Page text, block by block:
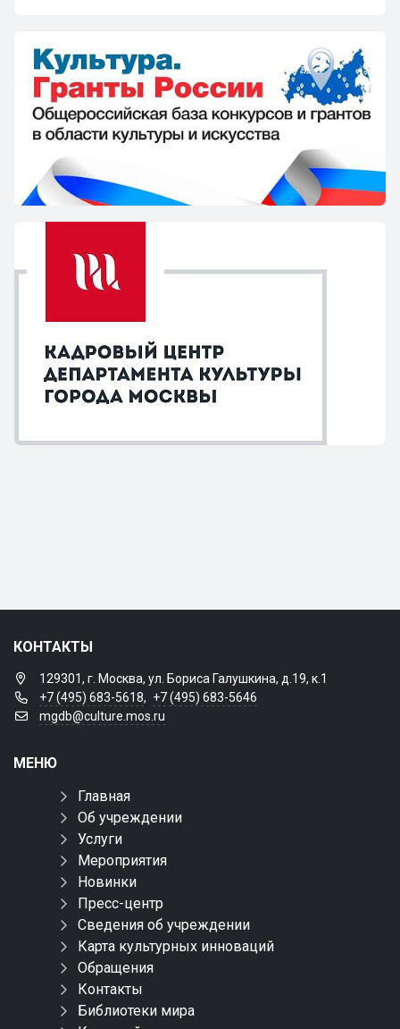
КОНТАКТЫ
129301, г. Москва, ул. Бориса Галушкина, д.19, к.1
+7 (495) 683-5618, +7 (495) 683-5646
mgdb@culture.mos.ru
МЕНЮ
Главная
Об учреждении
Услуги
Мероприятия
Новинки
Пресс-центр
Сведения об учреждении
Карта культурных инноваций
Обращения
Контакты
Библиотеки мира